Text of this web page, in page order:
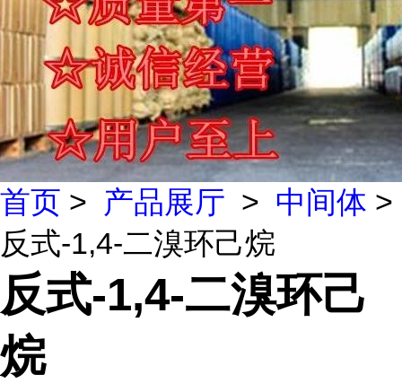
首页 > 产品展厅 > 中间体 >
反式-1,4-二溴环己烷
反式-1,4-二溴环己
烷